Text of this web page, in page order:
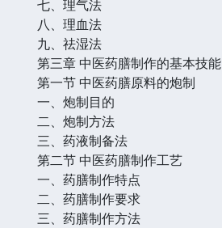
七、理气法
八、理血法
九、祛湿法
第三章 中医药膳制作的基本技能
第一节 中医药膳原料的炮制
一、炮制目的
二、炮制方法
三、药液制备法
第二节 中医药膳制作工艺
一、药膳制作特点
二、药膳制作要求
三、药膳制作方法